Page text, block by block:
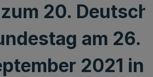
20.
am 26.
2021 in